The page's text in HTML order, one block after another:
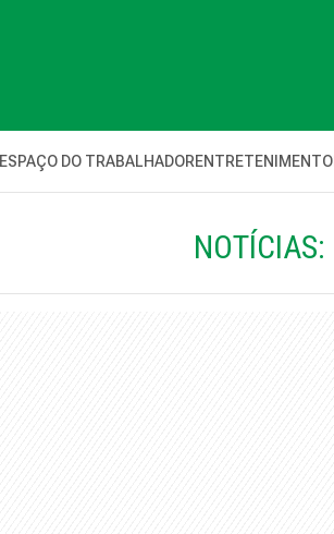
ESPAÇO DO TRABALHADORENTRETENIMENTO
NOTÍCIAS: